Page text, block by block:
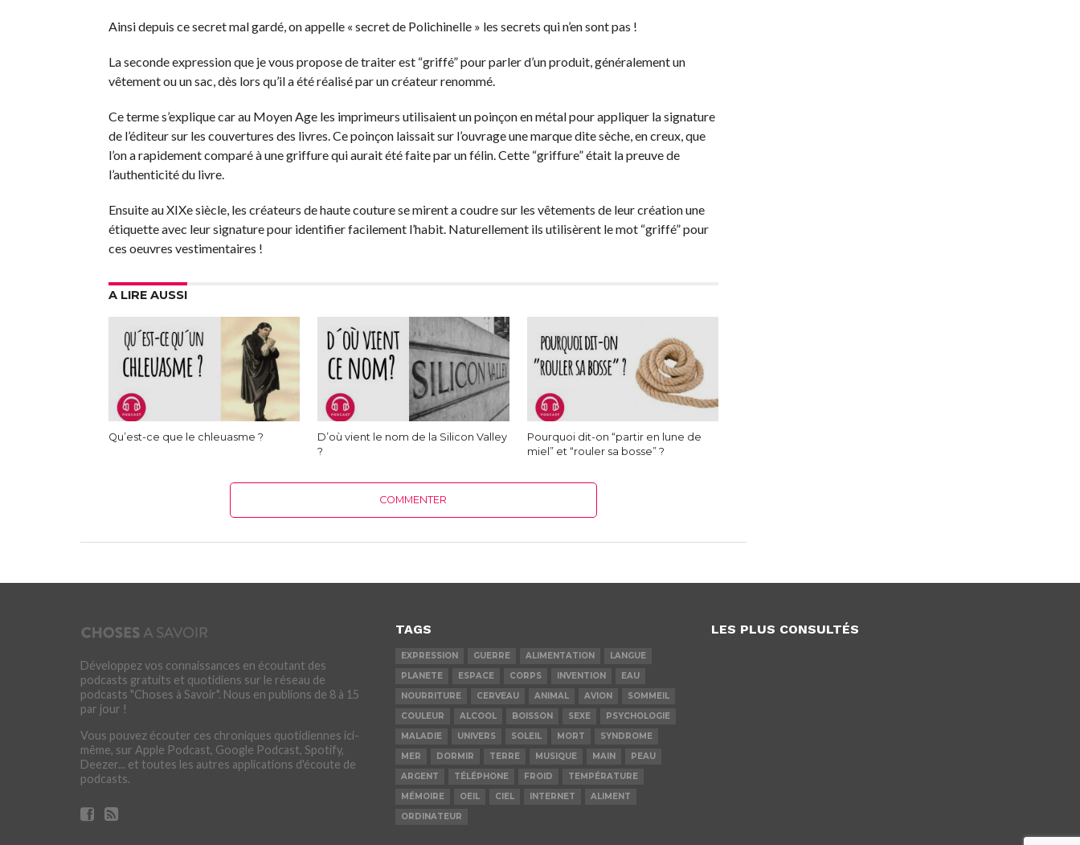
Ainsi depuis ce secret mal gardé, on appelle « secret de Polichinelle » les secrets qui n’en sont pas !
La seconde expression que je vous propose de traiter est “griffé” pour parler d’un produit, généralement un
vêtement ou un sac, dès lors qu’il a été réalisé par un créateur renommé.
Ce terme s’explique car au Moyen Age les imprimeurs utilisaient un poinçon en métal pour appliquer la signature
de l’éditeur sur les couvertures des livres. Ce poinçon laissait sur l’ouvrage une marque dite sèche, en creux, que
l’on a rapidement comparé à une griffure qui aurait été faite par un félin. Cette “griffure” était la preuve de
l’authenticité du livre.
Ensuite au XIXe siècle, les créateurs de haute couture se mirent a coudre sur les vêtements de leur création une
étiquette avec leur signature pour identifier facilement l’habit. Naturellement ils utilisèrent le mot “griffé” pour
ces oeuvres vestimentaires !
A LIRE AUSSI
Qu’est-ce que le chleuasme ?
D’où vient le nom de la Silicon Valley
?
Pourquoi dit-on “partir en lune de
miel” et “rouler sa bosse” ?
COMMENTER
Développez vos connaissances en écoutant des
podcasts gratuits et quotidiens sur le réseau de
podcasts "Choses à Savoir". Nous en publions de 8 à 15
par jour !
Vous pouvez écouter ces chroniques quotidiennes ici-
même, sur Apple Podcast, Google Podcast, Spotify,
Deezer... et toutes les autres applications d'écoute de
podcasts.
TAGS
EXPRESSION GUERRE ALIMENTATION
LANGUE
PLANETE
ESPACE CORPS INVENTION
EAU
NOURRITURE
CERVEAU ANIMAL AVION
SOMMEIL
COULEUR
ALCOOL BOISSON SEXE
PSYCHOLOGIE
MALADIE
UNIVERS SOLEIL MORT
SYNDROME
MER
DORMIR TERRE MUSIQUE MAIN
PEAU
ARGENT
TÉLÉPHONE FROID
TEMPÉRATURE
MÉMOIRE
OEIL CIEL INTERNET
ALIMENT
ORDINATEUR
LES PLUS CONSULTÉS